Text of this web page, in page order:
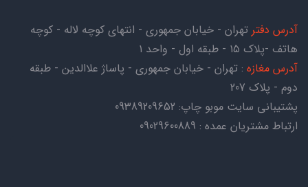
آدرس دفتر تهران - خیابان جمهوری - انتهای کوچه لاله - کوچه
هاتف -پلاک ۱۵ - طبقه اول - واحد ۱
آدرس مغازه : تهران - خیابان جمهوری - پاساژ علاالدین - طبقه
دوم - پلاک 207
پشتیبانی سایت موبو چاپ: 09389209652
ارتباط مشتریان عمده : 09029600889